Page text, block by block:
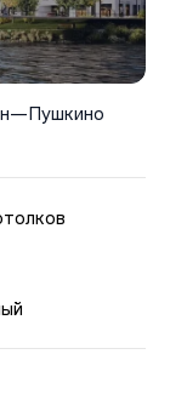
—Пушкино